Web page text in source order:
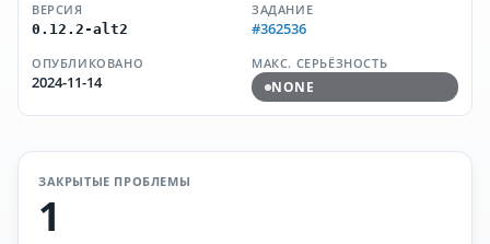
ВЕРСИЯ
0.12.2-alt2
ЗАДАНИЕ
#362536
ОПУБЛИКОВАНО
2024-11-14
МАКС. СЕРЬЁЗНОСТЬ
NONE
ЗАКРЫТЫЕ ПРОБЛЕМЫ
1